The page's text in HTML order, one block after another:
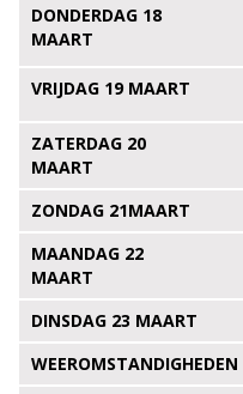
DONDERDAG 18
MAART
VRIJDAG 19 MAART
ZATERDAG 20
MAART
ZONDAG 21MAART
MAANDAG 22
MAART
DINSDAG 23 MAART
WEEROMSTANDIGHEDEN